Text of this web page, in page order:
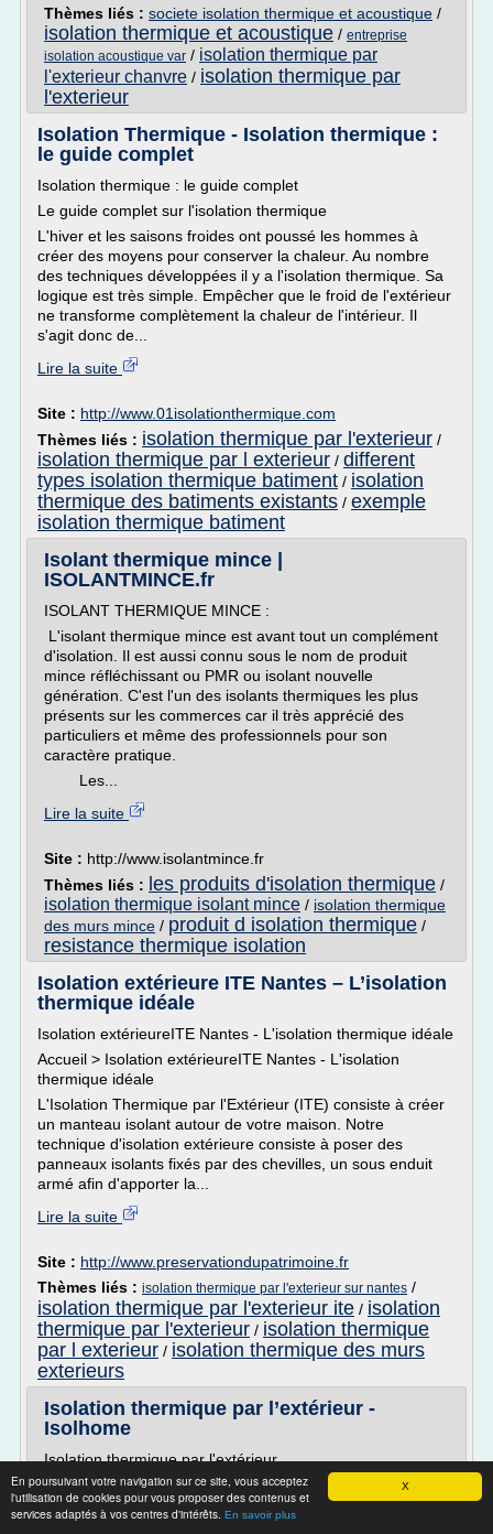
X
En poursuivant votre navigation sur ce site, vous acceptez
l'utilisation de cookies pour vous proposer des contenus et
services adaptés à vos centres d'intérêts. En savoir plus
Thèmes liés : societe isolation thermique et acoustique /
isolation thermique et acoustique / entreprise
isolation acoustique var / isolation thermique par
l'exterieur chanvre / isolation thermique par
l'exterieur
Isolation Thermique - Isolation thermique :
le guide complet
Isolation thermique : le guide complet
Le guide complet sur l'isolation thermique
L'hiver et les saisons froides ont poussé les hommes à
créer des moyens pour conserver la chaleur. Au nombre
des techniques développées il y a l'isolation thermique. Sa
logique est très simple. Empêcher que le froid de l'extérieur
ne transforme complètement la chaleur de l'intérieur. Il
s'agit donc de...
Lire la suite
Site : http://www.01isolationthermique.com
Thèmes liés : isolation thermique par l'exterieur /
isolation thermique par l exterieur / different
types isolation thermique batiment / isolation
thermique des batiments existants / exemple
isolation thermique batiment
Isolant thermique mince |
ISOLANTMINCE.fr
ISOLANT THERMIQUE MINCE :
L'isolant thermique mince est avant tout un complément
d'isolation. Il est aussi connu sous le nom de produit
mince réfléchissant ou PMR ou isolant nouvelle
génération. C'est l'un des isolants thermiques les plus
présents sur les commerces car il très apprécié des
particuliers et même des professionnels pour son
caractère pratique.
Les...
Lire la suite
Site : http://www.isolantmince.fr
Thèmes liés : les produits d'isolation thermique /
isolation thermique isolant mince / isolation thermique
des murs mince / produit d isolation thermique /
resistance thermique isolation
Isolation extérieure ITE Nantes – L’isolation
thermique idéale
Isolation extérieureITE Nantes - L'isolation thermique idéale
Accueil > Isolation extérieureITE Nantes - L'isolation
thermique idéale
L'Isolation Thermique par l'Extérieur (ITE) consiste à créer
un manteau isolant autour de votre maison. Notre
technique d'isolation extérieure consiste à poser des
panneaux isolants fixés par des chevilles, un sous enduit
armé afin d'apporter la...
Lire la suite
Site : http://www.preservationdupatrimoine.fr
Thèmes liés : isolation thermique par l'exterieur sur nantes /
isolation thermique par l'exterieur ite / isolation
thermique par l'exterieur / isolation thermique
par l exterieur / isolation thermique des murs
exterieurs
Isolation thermique par l’extérieur -
Isolhome
Isolation thermique par l'extérieur
Pourquoi l'isolation thermique par l'extérieur ?
L'isolation thermique par l'extérieur réduit très